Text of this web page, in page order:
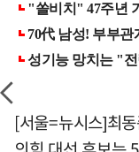
[서울=뉴시스]최